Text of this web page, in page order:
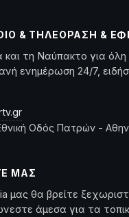
& ΤΗΛΕΌΡΑΣΗ &
τη Ναύπακτο για όλη
ενημέρωση 24/7,
Οδός Πατρών -
ΜΑΣ
μας θα βρείτε
άμεσα για τα